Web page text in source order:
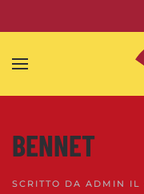
Skip to main content
BENNET
SCRITTO DA ADMIN IL